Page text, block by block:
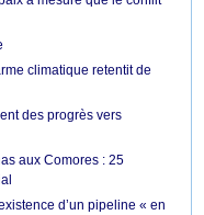
climatique retentit de
des progrès vers
aux Comores : 25
d’un pipeline « en